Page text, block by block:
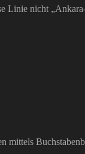
nicht